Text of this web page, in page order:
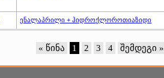
ენალაპრილი + ჰიდროქლოროთიაზიდი
« წინა 1 2 3 4 შემდეგი »